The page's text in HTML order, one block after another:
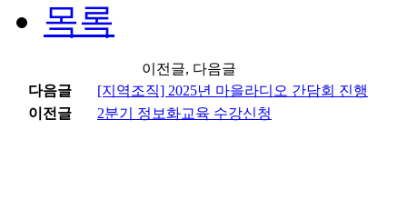
목록
이전글, 다음글
다음글
[지역조직] 2025년 마을라디오 간담회 진행
이전글
2분기 정보화교육 수강신청